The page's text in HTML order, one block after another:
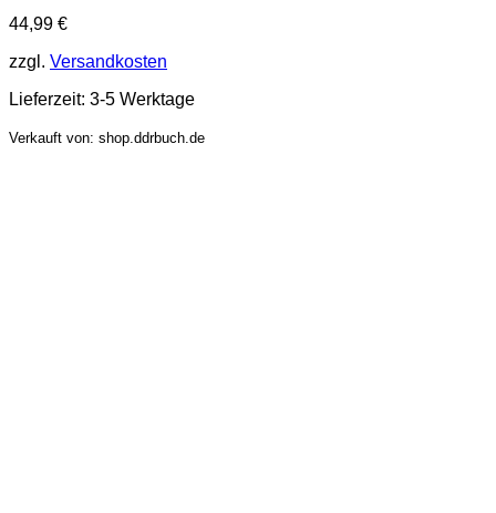
44,99 €
zzgl. Versandkosten
Lieferzeit: 3-5 Werktage
Verkauft von: shop.ddrbuch.de